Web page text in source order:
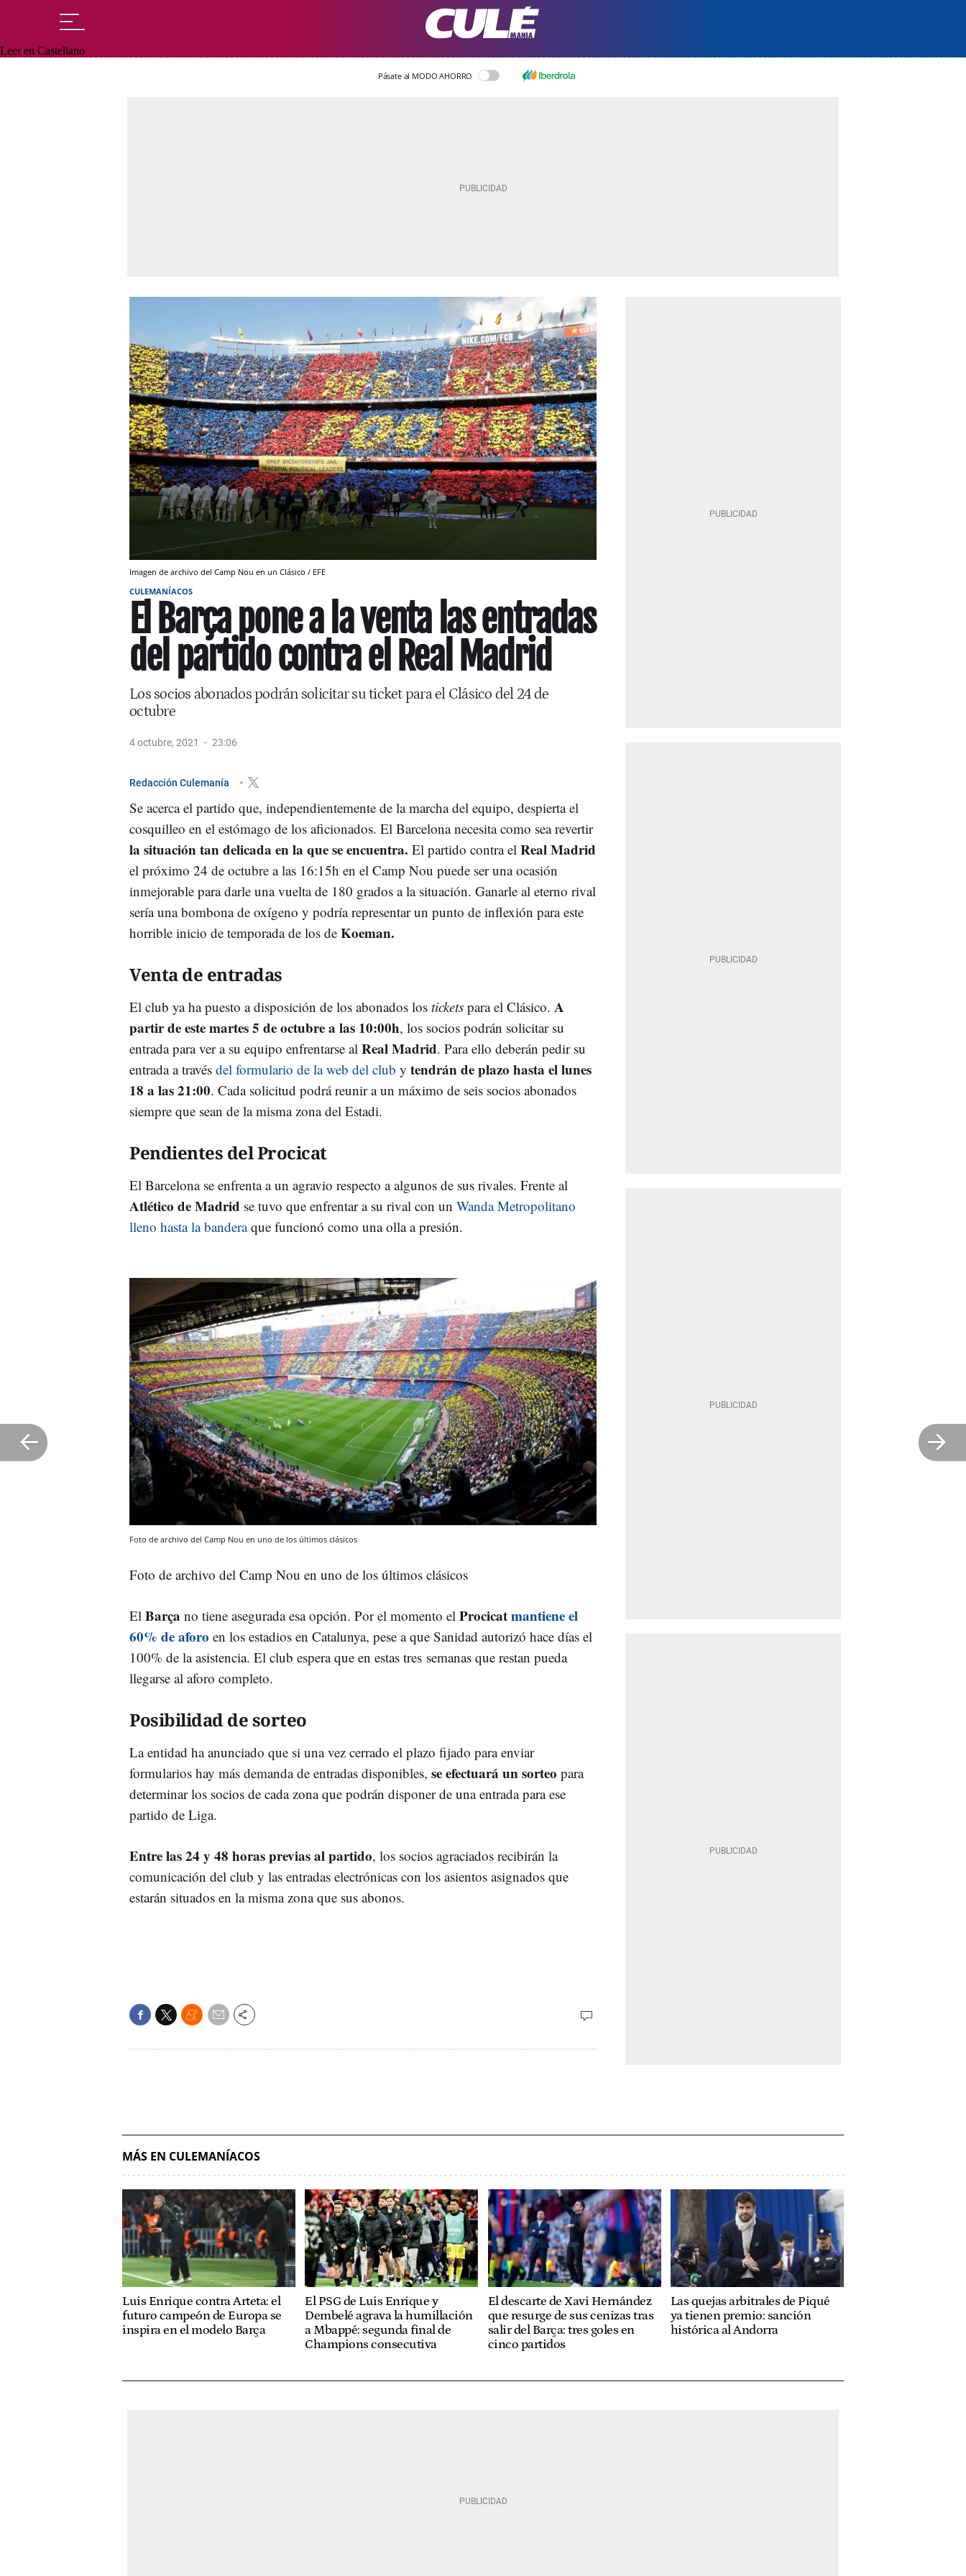
Leer en Castellano
Pásate al MODO AHORRO
Imagen de archivo del Camp Nou en un Clásico / EFE
CULEMANÍACOS
El Barça pone a la venta las entradas
del partido contra el Real Madrid
Los socios abonados podrán solicitar su ticket para el Clásico del 24 de
octubre
4 octubre, 2021 23:06
Redacción Culemanía
Se acerca el partido que, independientemente de la marcha del equipo, despierta el
cosquilleo en el estómago de los aficionados. El Barcelona necesita como sea revertir
la situación tan delicada en la que se encuentra. El partido contra el Real Madrid
el próximo 24 de octubre a las 16:15h en el Camp Nou puede ser una ocasión
inmejorable para darle una vuelta de 180 grados a la situación. Ganarle al eterno rival
sería una bombona de oxígeno y podría representar un punto de inflexión para este
horrible inicio de temporada de los de Koeman.
Venta de entradas
El club ya ha puesto a disposición de los abonados los tickets para el Clásico. A
partir de este martes 5 de octubre a las 10:00h, los socios podrán solicitar su
entrada para ver a su equipo enfrentarse al Real Madrid. Para ello deberán pedir su
entrada a través del formulario de la web del club y tendrán de plazo hasta el lunes
18 a las 21:00. Cada solicitud podrá reunir a un máximo de seis socios abonados
siempre que sean de la misma zona del Estadi.
Pendientes del Procicat
El Barcelona se enfrenta a un agravio respecto a algunos de sus rivales. Frente al
Atlético de Madrid se tuvo que enfrentar a su rival con un Wanda Metropolitano
lleno hasta la banderaque funcionó como una olla a presión.
Foto de archivo del Camp Nou en uno de los últimos clásicos
Foto de archivo del Camp Nou en uno de los últimos clásicos
El Barça no tiene asegurada esa opción. Por el momento el Procicatmantiene el
60% de aforo en los estadios en Catalunya, pese a que Sanidad autorizó hace días el
100% de la asistencia. El club espera que en estas tres semanas que restan pueda
llegarse al aforo completo.
Posibilidad de sorteo
La entidad ha anunciado que si una vez cerrado el plazo fijado para enviar
formularios hay más demanda de entradas disponibles, se efectuará un sorteo para
determinar los socios de cada zona que podrán disponer de una entrada para ese
partido de Liga.
Entre las 24 y 48 horas previas al partido, los socios agraciados recibirán la
comunicación del club y las entradas electrónicas con los asientos asignados que
estarán situados en la misma zona que sus abonos.
MÁS EN CULEMANÍACOS
Luis Enrique contra Arteta: el
futuro campeón de Europa se
inspira en el modelo Barça
El PSG de Luis Enrique y
Dembelé agrava la humillación
a Mbappé: segunda final de
Champions consecutiva
El descarte de Xavi Hernández
que resurge de sus cenizas tras
salir del Barça: tres goles en
cinco partidos
Las quejas arbitrales de Piqué
ya tienen premio: sanción
histórica al Andorra